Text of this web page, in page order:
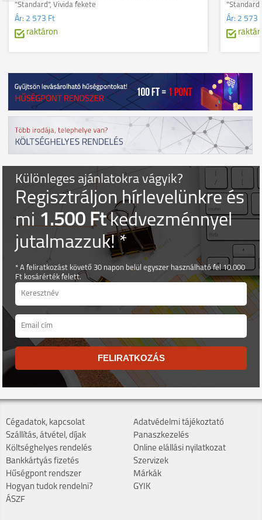
"Standard", Vivida fekete
Ár: 2 573 Ft
raktáron
Ár: 2 573
Különleges ajánlatokra vágyik?
Regisztráljon hírlevelünkre és
mi1.500 Ftkedvezménnyel
jutalmazzuk! *
* A feliratkozást követő 30 napon belül egyszer használható fel 10.000
Ft kosárérték felett.
FELIRATKOZÁS
Cégadatok, kapcsolat
Szállítás, átvétel, díjak
Költséghelyes rendelés
Bankkártyás fizetés
Hűségpont rendszer
Hogyan tudok rendelni?
ÁSZF
Adatvédelmi tájékoztató
Panaszkezelés
Online elállási nyilatkozat
Szervizek
Márkák
GYIK